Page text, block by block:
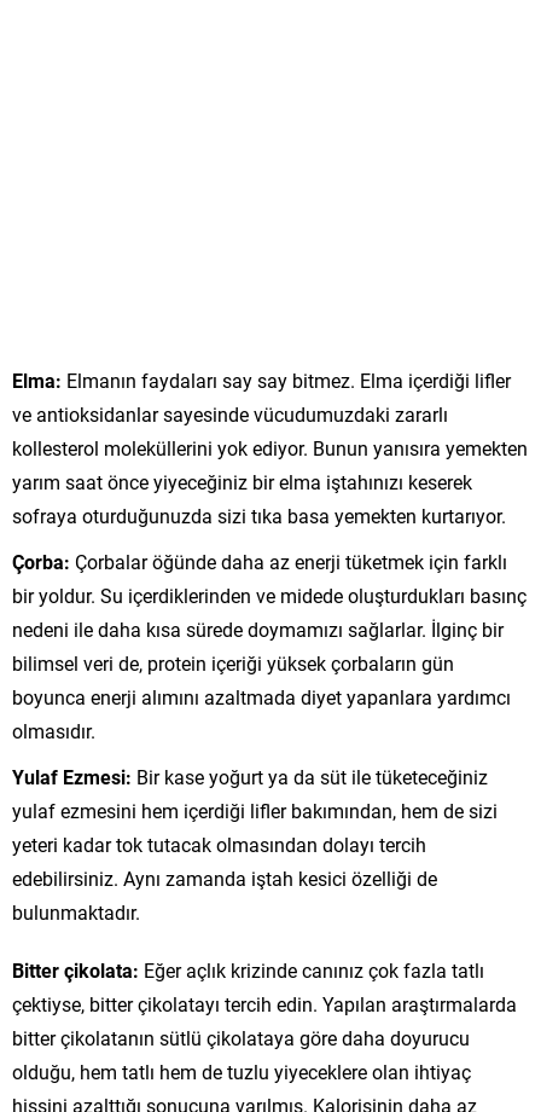
Elma: Elmanın faydaları say say bitmez. Elma içerdiği lifler
ve antioksidanlar sayesinde vücudumuzdaki zararlı
kollesterol moleküllerini yok ediyor. Bunun yanısıra yemekten
yarım saat önce yiyeceğiniz bir elma iştahınızı keserek
sofraya oturduğunuzda sizi tıka basa yemekten kurtarıyor.
Çorba: Çorbalar öğünde daha az enerji tüketmek için farklı
bir yoldur. Su içerdiklerinden ve midede oluşturdukları basınç
nedeni ile daha kısa sürede doymamızı sağlarlar. İlginç bir
bilimsel veri de, protein içeriği yüksek çorbaların gün
boyunca enerji alımını azaltmada diyet yapanlara yardımcı
olmasıdır.
Yulaf Ezmesi: Bir kase yoğurt ya da süt ile tüketeceğiniz
yulaf ezmesini hem içerdiği lifler bakımından, hem de sizi
yeteri kadar tok tutacak olmasından dolayı tercih
edebilirsiniz. Aynı zamanda iştah kesici özelliği de
bulunmaktadır.
Bitter çikolata: Eğer açlık krizinde canınız çok fazla tatlı
çektiyse, bitter çikolatayı tercih edin. Yapılan araştırmalarda
bitter çikolatanın sütlü çikolataya göre daha doyurucu
olduğu, hem tatlı hem de tuzlu yiyeceklere olan ihtiyaç
hissini azalttığı sonucuna varılmış. Kalorisinin daha az